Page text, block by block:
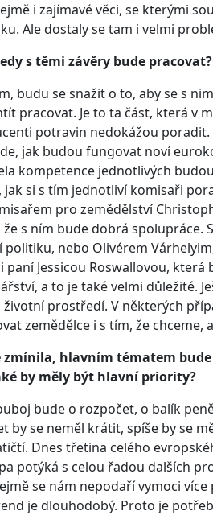
i zajímavé věci, se kterými
Ale dostaly se tam i velmi
s těmi závěry bude pracovat?
budu se snažit o to, aby se s
pracovat. Je to ta část, která v
potravin nedokážou
jak budou fungovat noví
kompetence jednotlivých
jak si s tím jednotliví komisaři
pro zemědělství
že s ním bude dobrá spolupráce.
politiku, nebo Olivérem
paní Jessicou Roswallovou,
a to je také velmi důležité.
prostředí. V některých
zemědělce i s tím, že
zmínila, hlavním tématem
by měly být hlavní priority?
bude o rozpočet, o balík
by se neměl krátit, spíše by se
Dnes třetina celého
potýká s celou řadou dalších
se nám nepodaří vymoci
je dlouhodobý. Proto je